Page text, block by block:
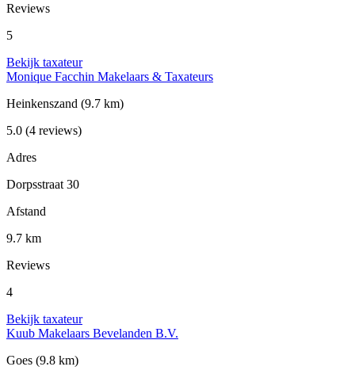
Reviews
5
Bekijk taxateur
Monique Facchin Makelaars & Taxateurs
Heinkenszand (9.7 km)
5.0 (4 reviews)
Adres
Dorpsstraat 30
Afstand
9.7 km
Reviews
4
Bekijk taxateur
Kuub Makelaars Bevelanden B.V.
Goes (9.8 km)